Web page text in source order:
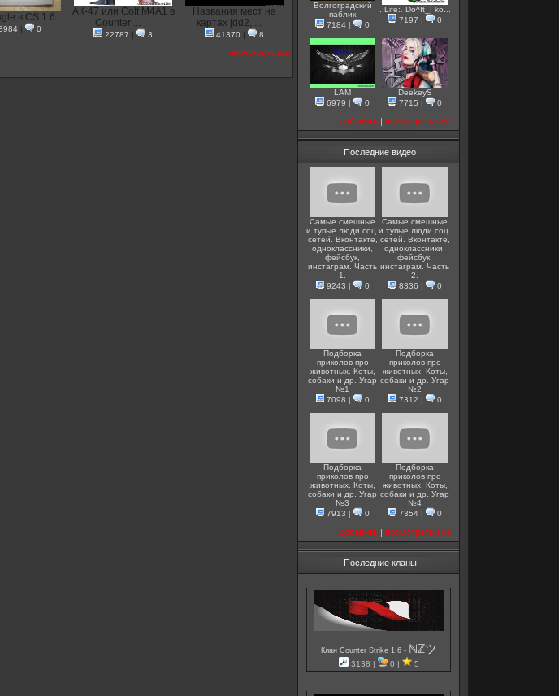
в CS 1.6
| 0
АК-47 или Colt M4A1 в
Counter ...
22787 | 3
Названия мест на
картах [dd2, ...
41370 |
8
посмотреть все
Волгоградский
паблик
7184 | 0
.:Life:. Do^It_| ko...
7197 | 0
LAM
6979 | 0
DeekeyS
7715 | 0
добавить | посмотреть все
Последние видео
Самые смешные
и тупые люди соц.
сетей. Вконтакте,
одноклассники,
фейсбук,
инстаграм. Часть
1.
9243 | 0
Самые смешные
и тупые люди соц.
сетей. Вконтакте,
одноклассники,
фейсбук,
инстаграм. Часть
2.
8336 | 0
Подборка
приколов про
животных. Коты,
собаки и др. Угар
№1
7098 | 0
Подборка
приколов про
животных. Коты,
собаки и др. Угар
№2
7312 | 0
Подборка
приколов про
животных. Коты,
собаки и др. Угар
№3
7913 | 0
Подборка
приколов про
животных. Коты,
собаки и др. Угар
№4
7354| 0
добавить | посмотреть все
Последние кланы
Клан Counter Strike 1.6 - ℕℤツ
3138 | 0 | 5